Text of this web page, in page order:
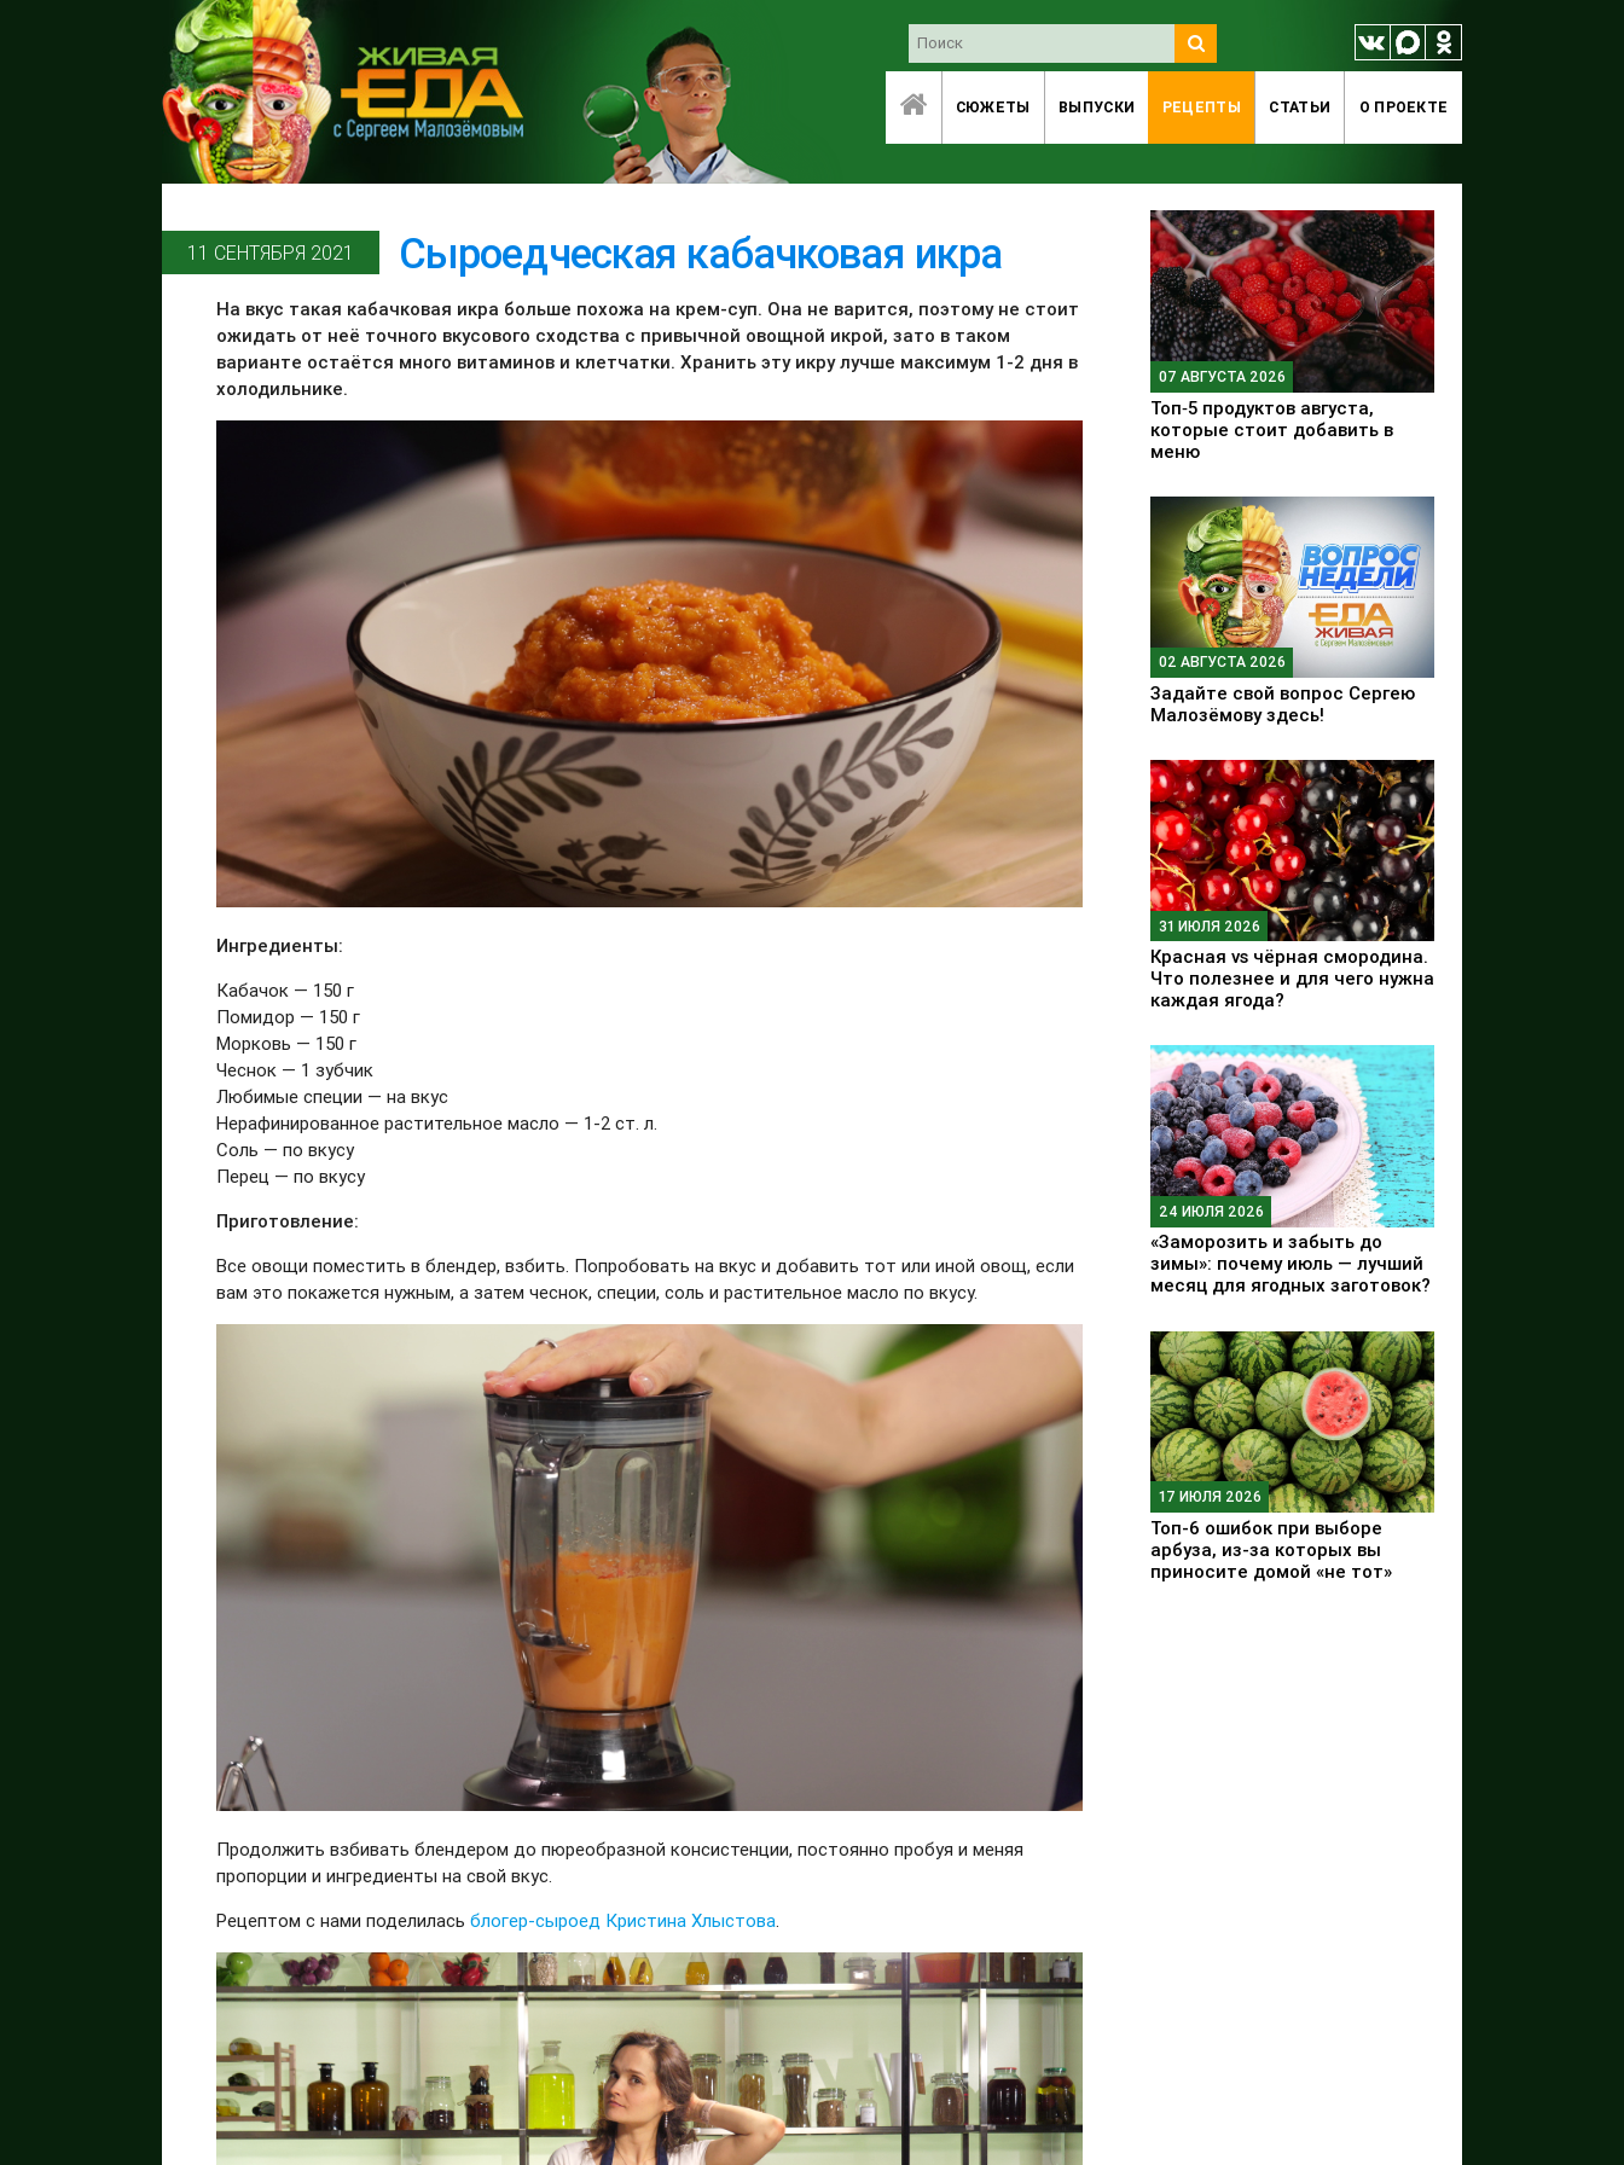
СЮЖЕТЫ ВЫПУСКИ РЕЦЕПТЫ СТАТЬИ O ПРОЕКТЕ
11 СЕНТЯБРЯ 2021 Сыроедческая кабачковая икра
На вкус такая кабачковая икра больше похожа на крем-суп. Она не варится, поэтому не стоит
ожидать от неё точного вкусового сходства с привычной овощной икрой, зато в таком
варианте остаётся много витаминов и клетчатки. Хранить эту икру лучше максимум 1-2 дня в
холодильнике.
Ингредиенты:
Кабачок — 150 г
Помидор — 150 г
Морковь — 150 г
Чеснок — 1 зубчик
Любимые специи — на вкус
Нерафинированное растительное масло — 1-2 ст. л.
Соль — по вкусу
Перец — по вкусу
Приготовление:
Все овощи поместить в блендер, взбить. Попробовать на вкус и добавить тот или иной овощ, если
вам это покажется нужным, а затем чеснок, специи, соль и растительное масло по вкусу.
Продолжить взбивать блендером до пюреобразной консистенции, постоянно пробуя и меняя
пропорции и ингредиенты на свой вкус.
Рецептом с нами поделиласьблогер-сыроед Кристина Хлыстова.
07 АВГУСТА 2026
Топ‑5 продуктов августа,
которые стоит добавить в
меню
02 АВГУСТА 2026
Задайте свой вопрос Сергею
Малозёмову здесь!
31 ИЮЛЯ 2026
Красная vs чёрная смородина.
Что полезнее и для чего нужна
каждая ягода?
24 ИЮЛЯ 2026
«Заморозить и забыть до
зимы»: почему июль — лучший
месяц для ягодных заготовок?
17 ИЮЛЯ 2026
Топ-6 ошибок при выборе
арбуза, из-за которых вы
приносите домой «не тот»